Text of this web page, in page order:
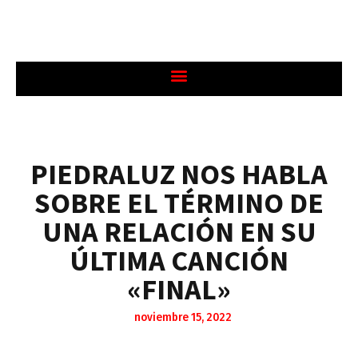
PIEDRALUZ NOS HABLA
SOBRE EL TÉRMINO DE
UNA RELACIÓN EN SU
ÚLTIMA CANCIÓN
«FINAL»
noviembre 15, 2022